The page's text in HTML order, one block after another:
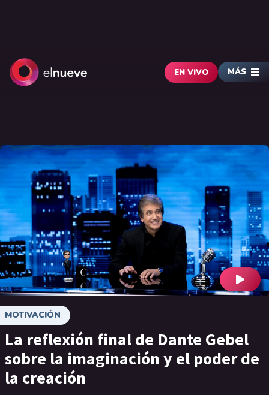
EN VIVO MÁS
MOTIVACIÓN
La reflexión final de Dante Gebel
sobre la imaginación y el poder de
la creación